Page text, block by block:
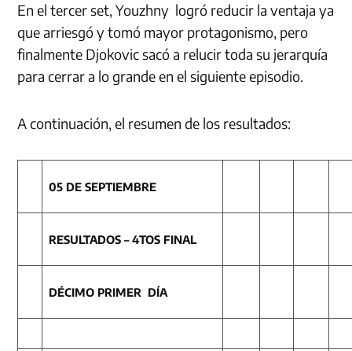
En el tercer set, Youzhny logró reducir la ventaja ya
que arriesgó y tomó mayor protagonismo, pero
finalmente Djokovic sacó a relucir toda su jerarquía
para cerrar a lo grande en el siguiente episodio.
A continuación, el resumen de los resultados:
05 DE SEPTIEMBRE
RESULTADOS – 4TOS FINAL
DÉCIMO PRIMER DÍA